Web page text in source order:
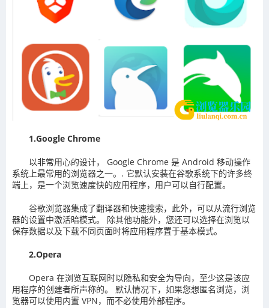
1.Google Chrome
以非常用心的设计， Google Chrome 是 Android 移动操作
系统上最常用的浏览器之一。. 它默认安装在谷歌系统下的许多终
端上，是一个浏览速度快的应用程序，用户可以自行配置。
谷歌浏览器集成了翻译器和快速搜索，此外，可以从流行浏览
器的设置中激活暗模式。 除其他功能外，您还可以选择在浏览以
保存数据以及下载不同页面时将应用程序置于基本模式。
2.Opera
Opera 在浏览互联网时以隐私和安全为导向，至少这是该应
用程序的创建者所声称的。 默认情况下，如果您想匿名浏览，浏
览器可以使用内置 VPN，而不必使用外部程序。